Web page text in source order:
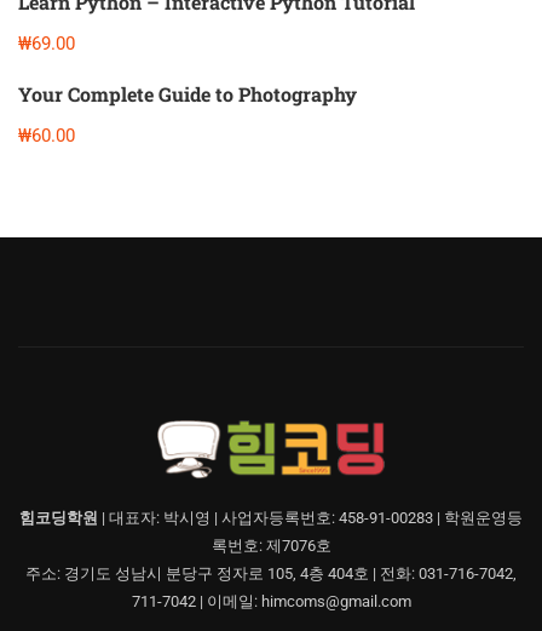
₩69.00
Your Complete Guide to Photography
₩60.00
힘코딩학원 | 대표자: 박시영 | 사업자등록번호: 458-91-00283 | 학원운영등
록번호: 제7076호
주소: 경기도 성남시 분당구 정자로 105, 4층 404호 | 전화: 031-716-7042,
711-7042 | 이메일: himcoms@gmail.com